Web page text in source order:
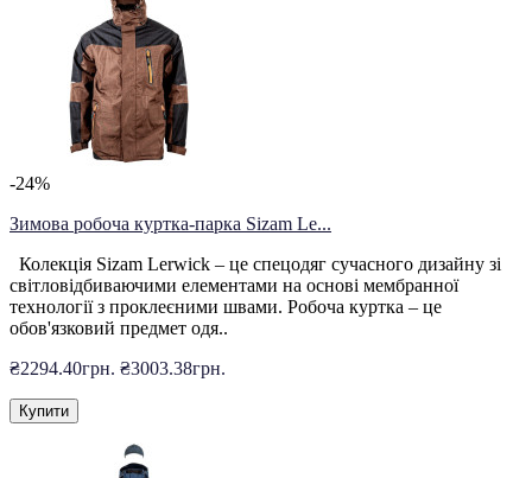
-24%
Зимова робоча куртка-парка Sizam Le...
Колекція Sizam Lerwick – це спецодяг сучасного дизайну зі
світловідбиваючими елементами на основі мембранної
технології з проклеєними швами. Робоча куртка – це
обов'язковий предмет одя..
₴2294.40грн. ₴3003.38грн.
Купити